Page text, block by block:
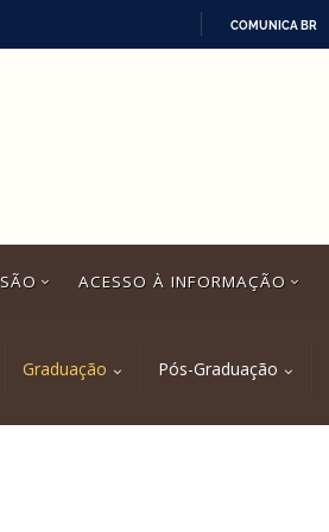
COMUNICA BR
ACESSO À INFORMAÇÃO
Graduação Pós-Graduação